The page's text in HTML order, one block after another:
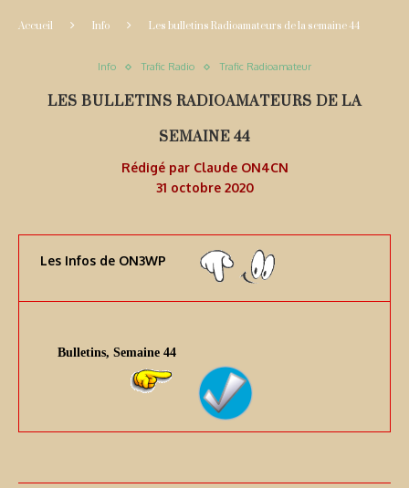
Accueil Info Les bulletins Radioamateurs de la semaine 44
Info Trafic Radio Trafic Radioamateur
LES BULLETINS RADIOAMATEURS DE LA
SEMAINE 44
Rédigé par Claude ON4CN
31 octobre 2020
Les Infos de ON3WP
Bulletins, Semaine 44